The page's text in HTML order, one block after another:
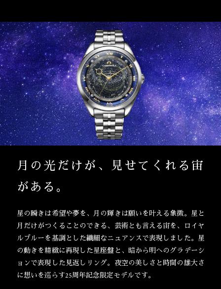
月の光だけが、見せてくれる宙
がある。
星の瞬きは希望や夢を、月の輝きは願いを叶える象徴。 星と
月だけがつくることのできる、芸術とも言える宙を、
ロイヤ
ルブルーを基調とした繊細なニュアンスで表現しました。 星
の動きを精緻に再現した星座盤と、 暗から明へのグラデーシ
ョンで表現した見返しリング。
夜空の美しさと時間の雄大さ
に想いを巡らす25周年記念限定モデルです。